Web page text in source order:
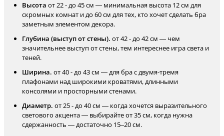
Высота от 22 - до 45 см — минимальная высота 12 см для
скромных комнат и до 60 см для тех, кто хочет сделать бра
заметным элементом декора.
Глубина (выступ от стены). от 42 - до 42 см — чем
значительнее выступ от стены, тем интереснее игра света и
теней.
Ширина. от 40 - до 43 см — для бра с двумя-тремя
плафонами над широкими кроватями, длинными
консолями и просторными стенами.
Диаметр. от 25 - до 40 см — когда хочется выразительного
светового акцента — выбирайте от 35 см, когда нужна
сдержанность — достаточно 15–20 см.